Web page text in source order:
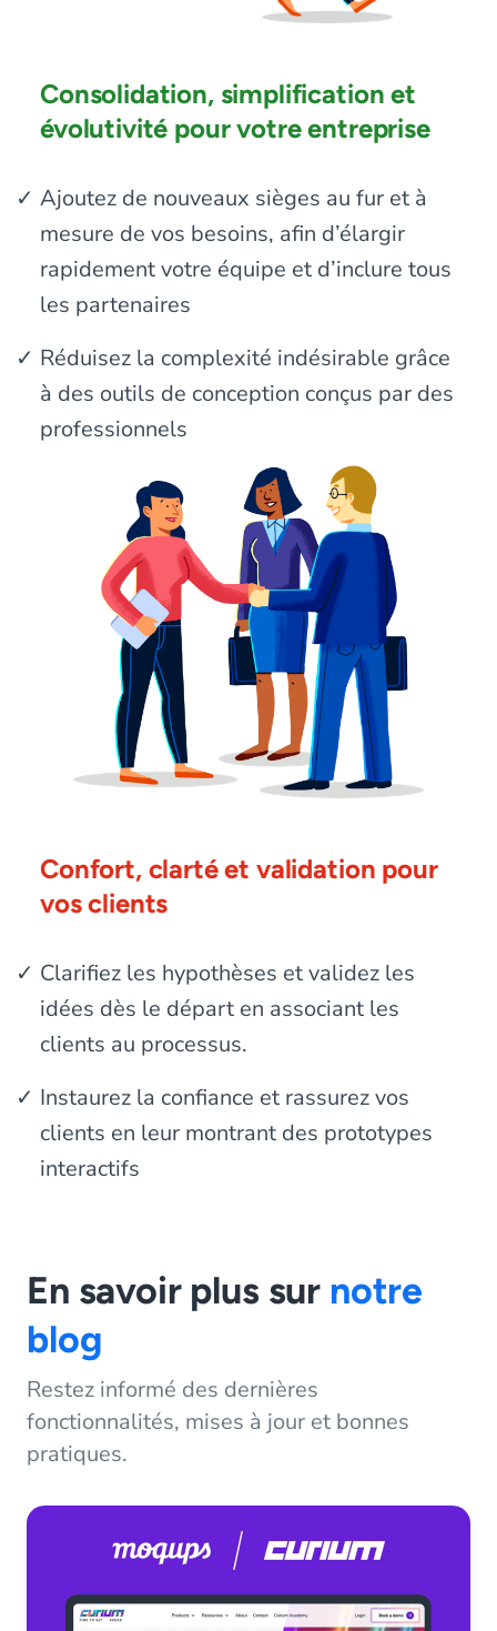
Consolidation, simplification et
évolutivité pour votre entreprise
Ajoutez de nouveaux sièges au fur et à
mesure de vos besoins, afin d’élargir
rapidement votre équipe et d’inclure tous
les partenaires
Réduisez la complexité indésirable grâce
à des outils de conception conçus par des
professionnels
Confort, clarté et validation pour
vos clients
Clarifiez les hypothèses et validez les
idées dès le départ en associant les
clients au processus.
Instaurez la confiance et rassurez vos
clients en leur montrant des prototypes
interactifs
En savoir plus sur notre
blog
Restez informé des dernières
fonctionnalités, mises à jour et bonnes
pratiques.